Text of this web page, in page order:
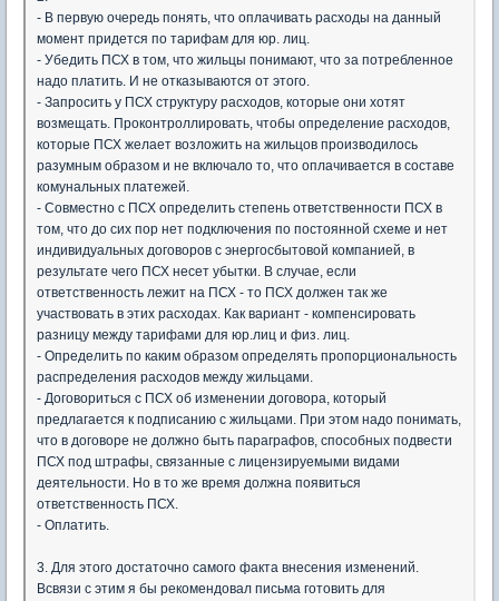
- В первую очередь понять, что оплачивать расходы на данный
момент придется по тарифам для юр. лиц.
- Убедить ПСХ в том, что жильцы понимают, что за потребленное
надо платить. И не отказываются от этого.
- Запросить у ПСХ структуру расходов, которые они хотят
возмещать. Проконтроллировать, чтобы определение расходов,
которые ПСХ желает возложить на жильцов производилось
разумным образом и не включало то, что оплачивается в составе
комунальных платежей.
- Совместно с ПСХ определить степень ответственности ПСХ в
том, что до сих пор нет подключения по постоянной схеме и нет
индивидуальных договоров с энергосбытовой компанией, в
результате чего ПСХ несет убытки. В случае, если
ответственность лежит на ПСХ - то ПСХ должен так же
участвовать в этих расходах. Как вариант - компенсировать
разницу между тарифами для юр.лиц и физ. лиц.
- Определить по каким образом определять пропорциональность
распределения расходов между жильцами.
- Договориться с ПСХ об изменении договора, который
предлагается к подписанию с жильцами. При этом надо понимать,
что в договоре не должно быть параграфов, способных подвести
ПСХ под штрафы, связанные с лицензируемыми видами
деятельности. Но в то же время должна появиться
ответственность ПСХ.
- Оплатить.
3. Для этого достаточно самого факта внесения изменений.
Всвязи с этим я бы рекомендовал письма готовить для